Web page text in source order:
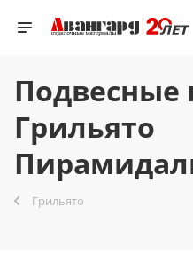
Подвесные
Грильято
Грильято